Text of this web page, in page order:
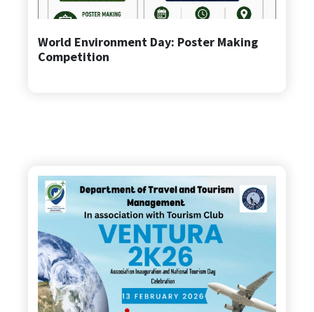
Gems College
World Environment Day: Poster Making
Competition